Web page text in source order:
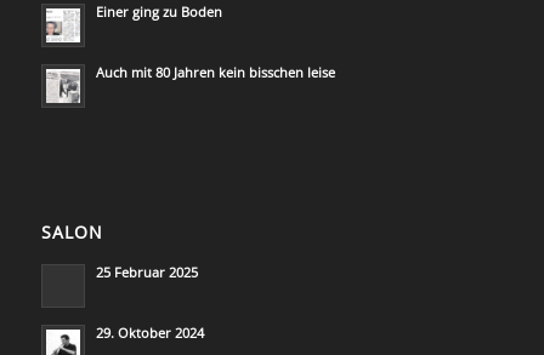
Einer ging zu Boden
Auch mit 80 Jahren kein bisschen leise
SALON
25 Februar 2025
29. Oktober 2024